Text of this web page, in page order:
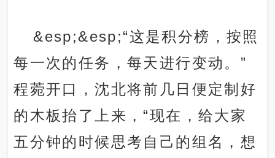
&esp;&esp;“这是积分榜，按照
每一次的任务，每天进行变动。”
程菀开口，沈北将前几日便定制好
的木板抬了上来，“现在，给大家
五分钟的时候思考自己的组名，想